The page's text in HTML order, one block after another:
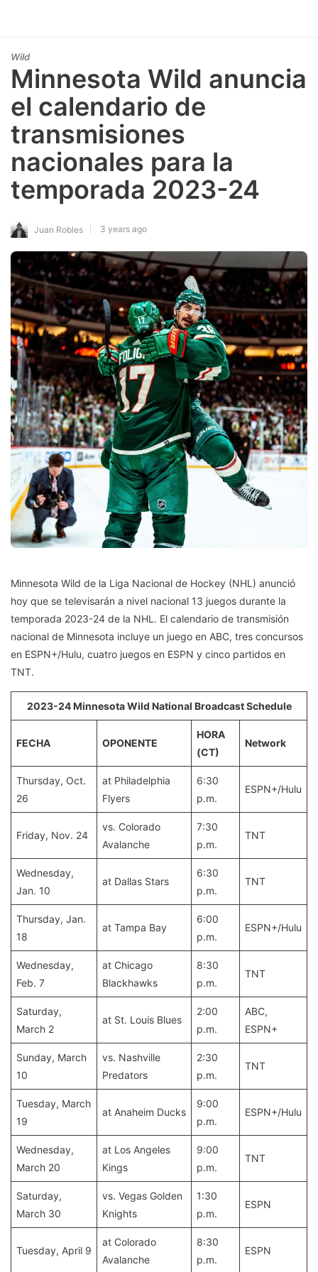
Wild
Minnesota Wild anuncia
el calendario de
transmisiones
nacionales para la
temporada 2023-24
Juan Robles 3 years ago
Minnesota Wild de la Liga Nacional de Hockey (NHL) anunció
hoy que se televisarán a nivel nacional 13 juegos durante la
temporada 2023-24 de la NHL. El calendario de transmisión
nacional de Minnesota incluye un juego en ABC, tres concursos
en ESPN+/Hulu, cuatro juegos en ESPN y cinco partidos en
TNT.
2023-24 Minnesota Wild National Broadcast Schedule
FECHA OPONENTE
HORA
(CT)
Network
Thursday, Oct.
26
at Philadelphia
Flyers
6:30
p.m.
ESPN+/Hulu
Friday, Nov. 24
vs. Colorado
Avalanche
7:30
p.m.
TNT
Wednesday,
Jan. 10
at Dallas Stars
6:30
p.m.
TNT
Thursday, Jan.
18
at Tampa Bay
6:00
p.m.
ESPN+/Hulu
Wednesday,
Feb. 7
at Chicago
Blackhawks
8:30
p.m.
TNT
Saturday,
March 2
at St. Louis Blues
2:00
p.m.
ABC,
ESPN+
Sunday, March
10
vs. Nashville
Predators
2:30
p.m.
TNT
Tuesday, March
19
at Anaheim Ducks
9:00
p.m.
ESPN+/Hulu
Wednesday,
March 20
at Los Angeles
Kings
9:00
p.m.
TNT
Saturday,
March 30
vs. Vegas Golden
Knights
1:30
p.m.
ESPN
Tuesday, April 9
at Colorado
Avalanche
8:30
p.m.
ESPN